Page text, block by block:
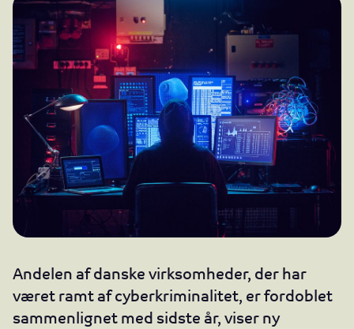
Andelen af danske virksomheder, der har
været ramt af cyberkriminalitet, er fordoblet
sammenlignet med sidste år, viser ny